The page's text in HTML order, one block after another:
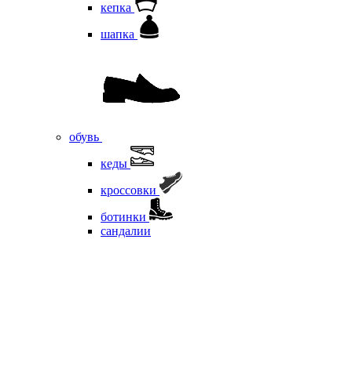
кепка
шапка
обувь
кеды
кроссовки
ботинки
сандалии